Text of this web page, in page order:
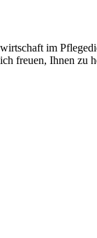
im
freuen, Ihnen zu